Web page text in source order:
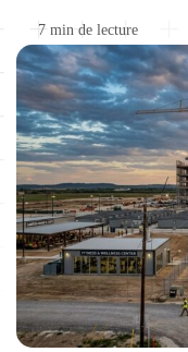
7 min de lecture